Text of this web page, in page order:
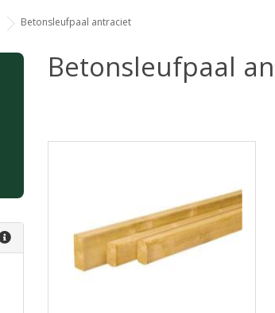
Betonsleufpaal antraciet
Betonsleufpaal